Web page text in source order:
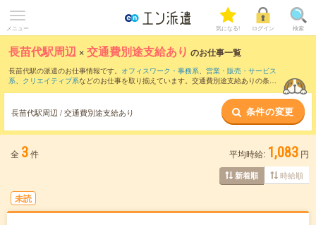
メニュー 気になる! ログイン 検索
長苗代駅周辺 ×交通費別途支給あり のお仕事一覧
長苗代駅の派遣のお仕事情報です。 オフィスワーク・事務系、 営業・販売・サービス
系、 クリエイティブ系などのお仕事を取り揃えています。交通費別途支給ありの条件
長苗代駅周辺 / 交通費別途支給あり 条件の変更
全 3件 平均時給: 1,083 円
新着順 時給順
未読